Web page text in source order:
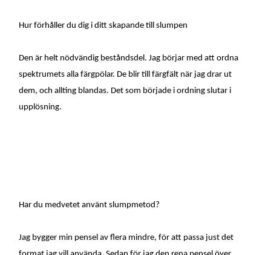
Hur förhåller du dig i ditt skapande till slumpen
Den är helt nödvändig beståndsdel. Jag börjar med att ordna
spektrumets alla färgpölar. De blir till färgfält när jag drar ut
dem, och allting blandas. Det som började i ordning slutar i
upplösning.
Har du medvetet använt slumpmetod?
Jag bygger min pensel av flera mindre, för att passa just det